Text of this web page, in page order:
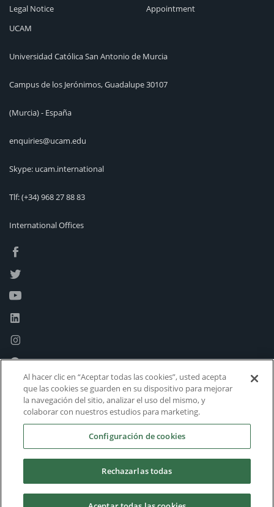
Legal Notice
Appointment
UCAM
Universidad Católica San Antonio de Murcia
Campus de los Jerónimos, Guadalupe 30107
(Murcia) - España
enquiries@ucam.edu
Skype: ucam.international
Tlf:(+34) 968 27 88 83
International Offices
Al hacer clic en “Aceptar todas las cookies”, usted acepta
que las cookies se guarden en su dispositivo para mejorar
la navegación del sitio, analizar el uso del mismo, y
colaborar con nuestros estudios para marketing.
Configuración de cookies
Rechazarlas todas